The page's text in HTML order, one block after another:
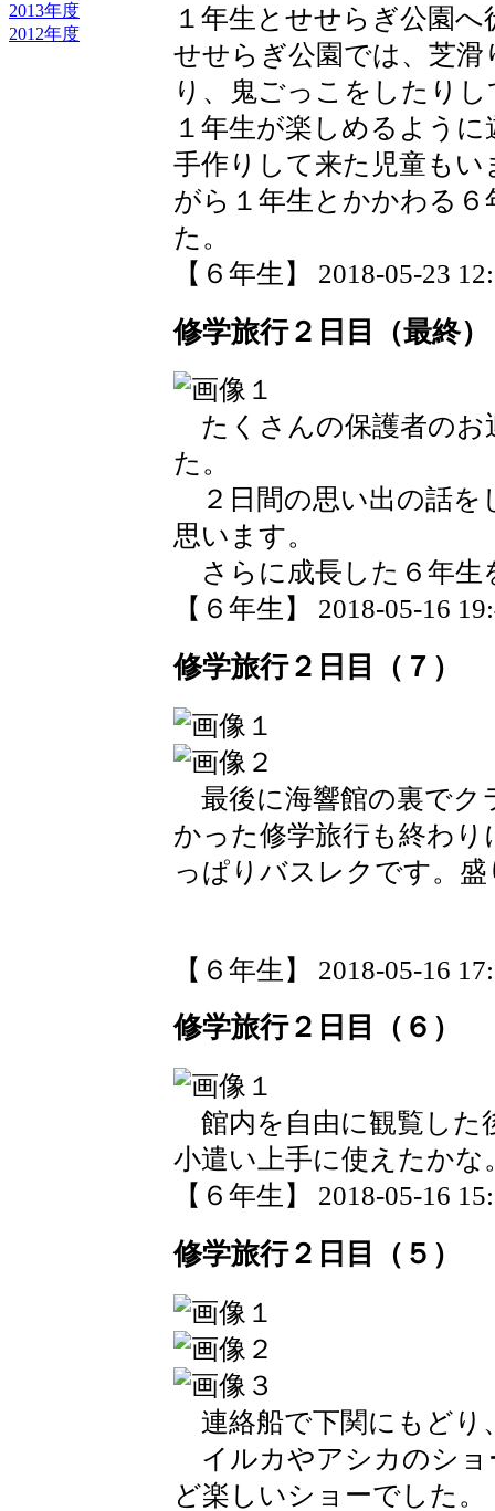
2013年度
2012年度
１年生とせせらぎ公園
せせらぎ公園では、芝
り、鬼ごっこをしたり
１年生が楽しめるよう
手作りして来た児童も
がら１年生とかかわる
た。
【６年生】 2018-05-23
修学旅行２日目（最終）
たくさんの保護者のお
た。
２日間の思い出の話を
思います。
さらに成長した６年生
【６年生】 2018-05-16
修学旅行２日目（７）
最後に海響館の裏でク
かった修学旅行も終わ
っぱりバスレクです。
【６年生】 2018-05-16
修学旅行２日目（６）
館内を自由に観覧した
小遣い上手に使えたかな
【６年生】 2018-05-16
修学旅行２日目（５）
連絡船で下関にもどり
イルカやアシカのショ
ど楽しいショーでした。